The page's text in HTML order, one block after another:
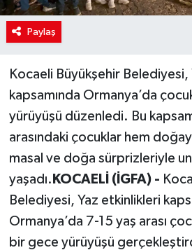
Paylaş
Kocaeli Büyükşehir Belediyesi,
kapsamında Ormanya’da
yürüyüşü düzenledi. Bu
arasındaki çocuklar hem
masal ve doğa sürprizleriyle
yaşadı. KOCAELİ (İGFA) -
Belediyesi, Yaz etkinlikleri
Ormanya’da 7-15 yaş arası
bir gece yürüyüşü